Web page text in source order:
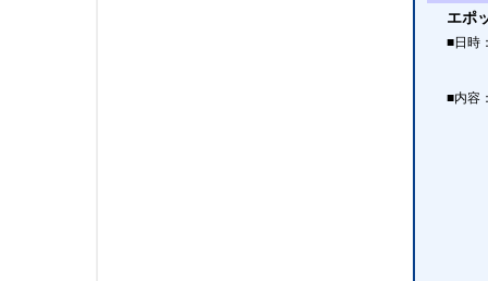
エポ
■日時
■内容